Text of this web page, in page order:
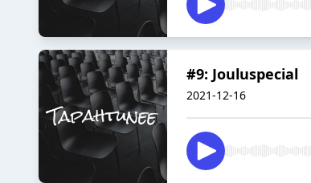
#9: Jouluspecial
2021-12-16